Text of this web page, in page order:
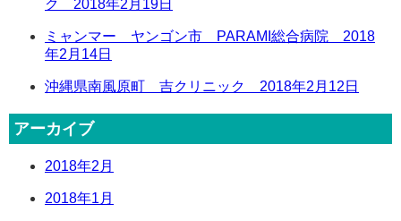
ク 2018年2月19日
ミャンマー ヤンゴン市 PARAMI総合病院 2018
年2月14日
沖縄県南風原町 吉クリニック 2018年2月12日
アーカイブ
2018年2月
2018年1月